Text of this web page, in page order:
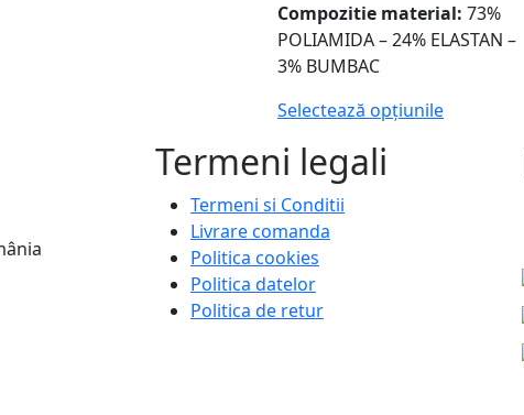
Compozitie material: 73%
POLIAMIDA – 24% ELASTAN –
3% BUMBAC
Selectează opțiunile
Termeni legali
Termeni si Conditii
Livrare comanda
Politica cookies
Politica datelor
Politica de retur